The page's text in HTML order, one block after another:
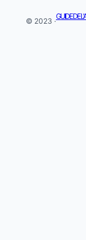
© 2023 ·
GUIDE DE